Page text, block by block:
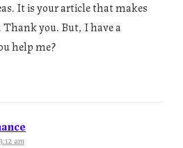
It is your article that makes
you. But, I have a
help me?
am